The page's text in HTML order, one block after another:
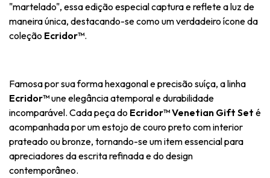
"martelado", essa edição especial captura e reflete a luz de
maneira única, destacando-se como um verdadeiro ícone da
coleção Ecridor™.
Famosa por sua forma hexagonal e precisão suíça, a linha
Ecridor™une elegância atemporal e durabilidade
incomparável. Cada peça do Ecridor™ Venetian Gift Set é
acompanhada por um estojo de couro preto com interior
prateado ou bronze, tornando-se um item essencial para
apreciadores da escrita refinada e do design
contemporâneo.